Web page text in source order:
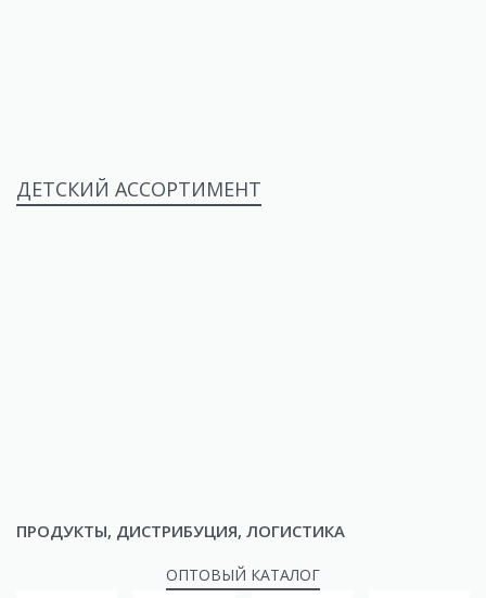
ДЕТСКИЙ АССОРТИМЕНТ
ПРОДУКТЫ, ДИСТРИБУЦИЯ, ЛОГИСТИКА
ОПТОВЫЙ КАТАЛОГ